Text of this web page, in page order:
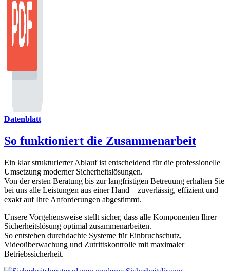
Datenblatt
So funktioniert die Zusammenarbeit
Ein klar strukturierter Ablauf ist entscheidend für die professionelle
Umsetzung moderner Sicherheitslösungen.
Von der ersten Beratung bis zur langfristigen Betreuung erhalten Sie
bei uns alle Leistungen aus einer Hand – zuverlässig, effizient und
exakt auf Ihre Anforderungen abgestimmt.
Unsere Vorgehensweise stellt sicher, dass alle Komponenten Ihrer
Sicherheitslösung optimal zusammenarbeiten.
So entstehen durchdachte Systeme für Einbruchschutz,
Videoüberwachung und Zutrittskontrolle mit maximaler
Betriebssicherheit.